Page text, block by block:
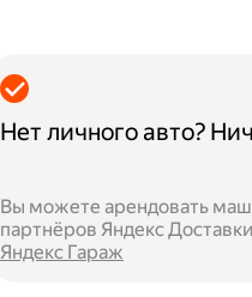
Нет личного авто?
Вы можете арендовать
партнёров Яндекс
Яндекс Гараж